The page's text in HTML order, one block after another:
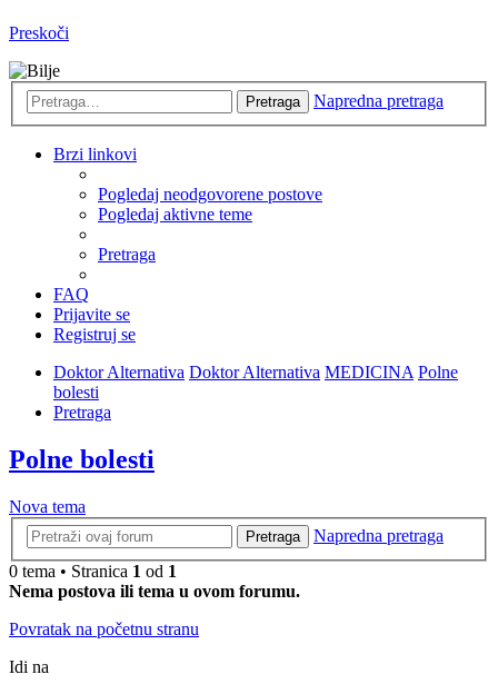
Preskoči
Pretraga Napredna pretraga
Brzi linkovi
Pogledaj neodgovorene postove
Pogledaj aktivne teme
Pretraga
FAQ
Prijavite se
Registruj se
Doktor Alternativa Doktor Alternativa MEDICINA Polne
bolesti
Pretraga
Polne bolesti
Nova tema
Pretraga
Napredna pretraga
0 tema • Stranica 1 od 1
Nema postova ili tema u ovom forumu.
Povratak na početnu stranu
Idi na